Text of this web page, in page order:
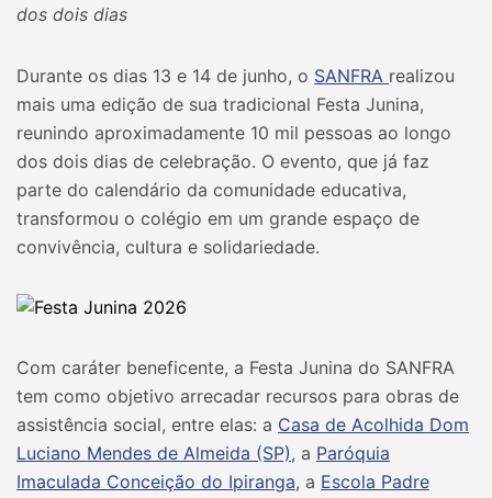
dos dois dias
Durante os dias 13 e 14 de junho, o SANFRA realizou
mais uma edição de sua tradicional Festa Junina,
reunindo aproximadamente 10 mil pessoas ao longo
dos dois dias de celebração. O evento, que já faz
parte do calendário da comunidade educativa,
transformou o colégio em um grande espaço de
convivência, cultura e solidariedade.
Com caráter beneficente, a Festa Junina do SANFRA
tem como objetivo arrecadar recursos para obras de
assistência social, entre elas: a Casa de Acolhida Dom
Luciano Mendes de Almeida (SP), a Paróquia
Imaculada Conceição do Ipiranga, a Escola Padre